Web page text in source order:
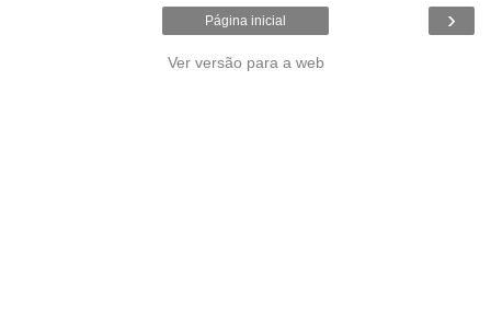
›
Página inicial
Ver versão para a web